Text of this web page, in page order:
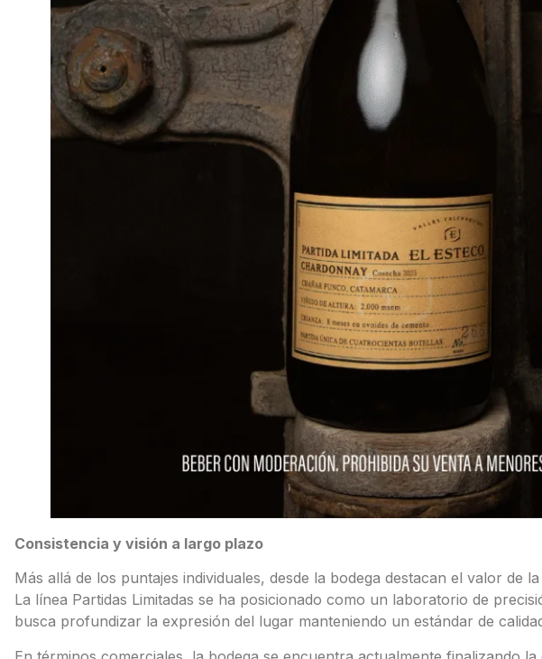
Consistencia y visión a largo plazo
Más allá de los puntajes individuales, desde la bodega destacan el valor de
La línea Partidas Limitadas se ha posicionado como un laboratorio de
busca profundizar la expresión del lugar manteniendo un estándar de